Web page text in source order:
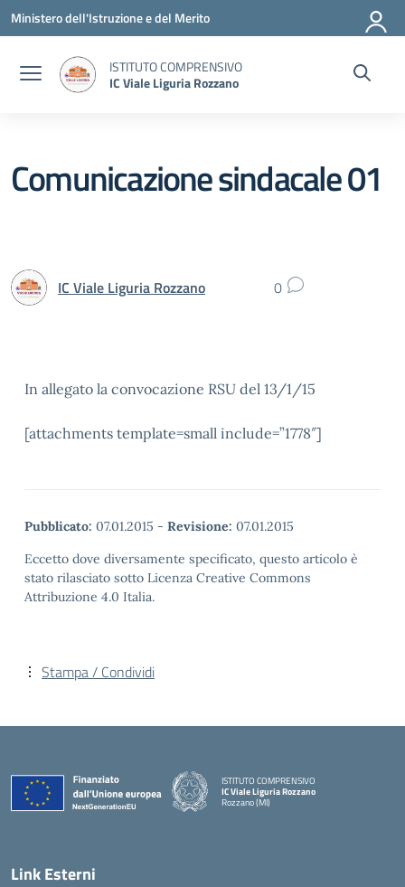
Vai ai contenuti
Vai al menu di navigazione
Vai al footer
Ministero dell'Istruzione e del Merito
ISTITUTO COMPRENSIVO
IC Viale Liguria Rozzano
Comunicazione sindacale 01
IC Viale Liguria Rozzano 0
In allegato la convocazione RSU del 13/1/15
[attachments template=small include=”1778″]
Pubblicato: 07.01.2015 - Revisione: 07.01.2015
Eccetto dove diversamente specificato, questo articolo è
stato rilasciato sotto Licenza Creative Commons
Attribuzione 4.0 Italia.
Stampa / Condividi
ISTITUTO COMPRENSIVO
IC Viale Liguria Rozzano
Rozzano (MI)
Link Esterni